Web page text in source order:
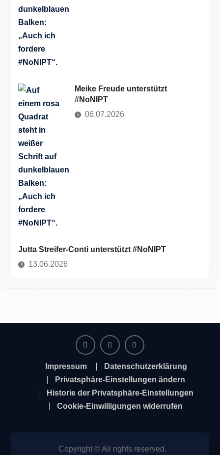
Meike Freude unterstützt
#NoNIPT
06.07.2026
Jutta Streifer-Conti unterstützt #NoNIPT
13.06.2026
Impressum
Datenschutzerklärung
Privatsphäre-Einstellungen ändern
Historie der Privatsphäre-Einstellungen
Cookie-Einwilligungen widerrufen
Copyright © All rights reserved.